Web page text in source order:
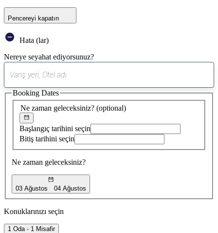
Pencereyi kapatın
Hata (lar)
Nereye seyahat ediyorsunuz?
öneri
bulundu
Ne zaman geleceksiniz? (optional)
Başlangıç tarihini seçin
Bitiş tarihini seçin
Ne zaman geleceksiniz?
03 Ağustos 04 Ağustos
Booking Dates
Konuklarınızı seçin
1 Oda - 1 Misafir